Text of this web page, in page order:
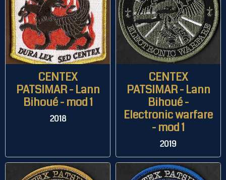
CENTEX
PATSIMAR - Lann
Bihoué - mod 1
2018
CENTEX
PATSIMAR - Lann
Bihoué -
Electronic warfare
- mod 1
2019